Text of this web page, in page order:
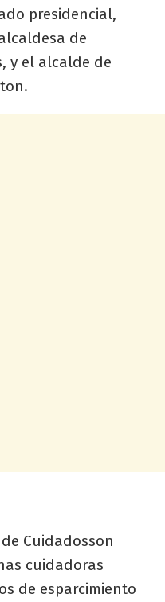
presidencial,
de
y el alcalde de
Cuidadosson
cuidadoras
de esparcimiento